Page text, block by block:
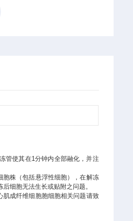
管使其在1分钟内全部融化，并注
株（包括悬浮性细胞），在解冻
细胞无法生长或贴附之问题。
成纤维细胞胞细胞相关问题请致